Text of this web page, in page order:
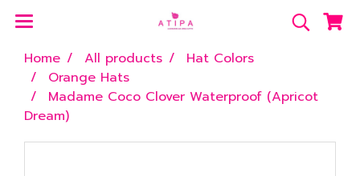
Home All products
Hat Colors
Orange Hats
Madame Coco Clover Waterproof (Apricot
Dream)